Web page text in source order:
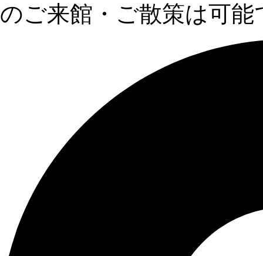
のご来館・ご散策は可能